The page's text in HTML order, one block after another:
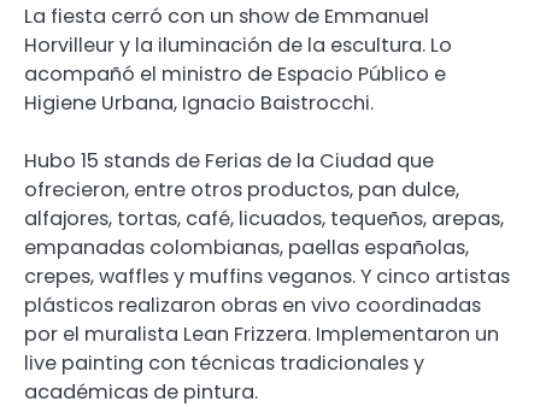
La fiesta cerró con un show de Emmanuel
Horvilleur y la iluminación de la escultura. Lo
acompañó el ministro de Espacio Público e
Higiene Urbana, Ignacio Baistrocchi.
Hubo 15 stands de Ferias de la Ciudad que
ofrecieron, entre otros productos, pan dulce,
alfajores, tortas, café, licuados, tequeños, arepas,
empanadas colombianas, paellas españolas,
crepes, waffles y muffins veganos. Y cinco artistas
plásticos realizaron obras en vivo coordinadas
por el muralista Lean Frizzera. Implementaron un
live painting con técnicas tradicionales y
académicas de pintura.